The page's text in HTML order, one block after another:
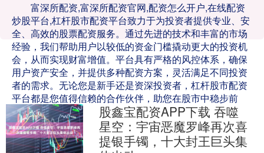
富深所配资,富深所配资官网,配资怎么开户,在线配资
炒股平台,杠杆股市配资平台致力于为投资者提供专业、安
全、高效的股票配资服务。通过先进的技术和丰富的市场
经验，我们帮助用户以较低的资金门槛撬动更大的投资机
会，从而实现财富增值。平台具有严格的风控体系，确保
用户资产安全，并提供多种配资方案，灵活满足不同投资
者的需求。无论您是新手还是资深投资者，杠杆股市配资
平台都是您值得信赖的合作伙伴，助您在股市中稳步前
行，创造辉煌。
股鑫宝配资APP下载 吞噬
星空：宇宙恶魔罗峰再次喜
提银手镯，十大封王巨头集